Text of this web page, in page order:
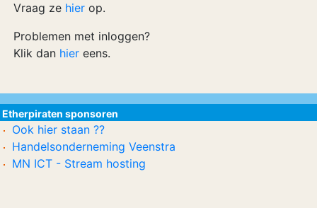
Vraag ze hier op.
Problemen met inloggen?
Klik dan hier eens.
Etherpiraten sponsoren
Ook hier staan ??
Handelsonderneming Veenstra
MN ICT - Stream hosting